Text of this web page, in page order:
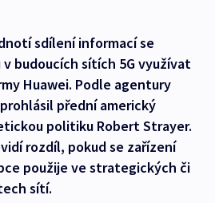
sdílení informací se
budoucích sítích 5G využívat
Huawei. Podle agentury
přední americký
politiku Robert Strayer.
rozdíl, pokud se zařízení
použije ve strategických či
sítí.